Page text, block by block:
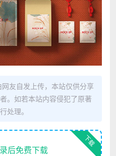
友自发上传，本站仅供分享
。如若本站内容侵犯了原著
处理。
下载
后免费下载